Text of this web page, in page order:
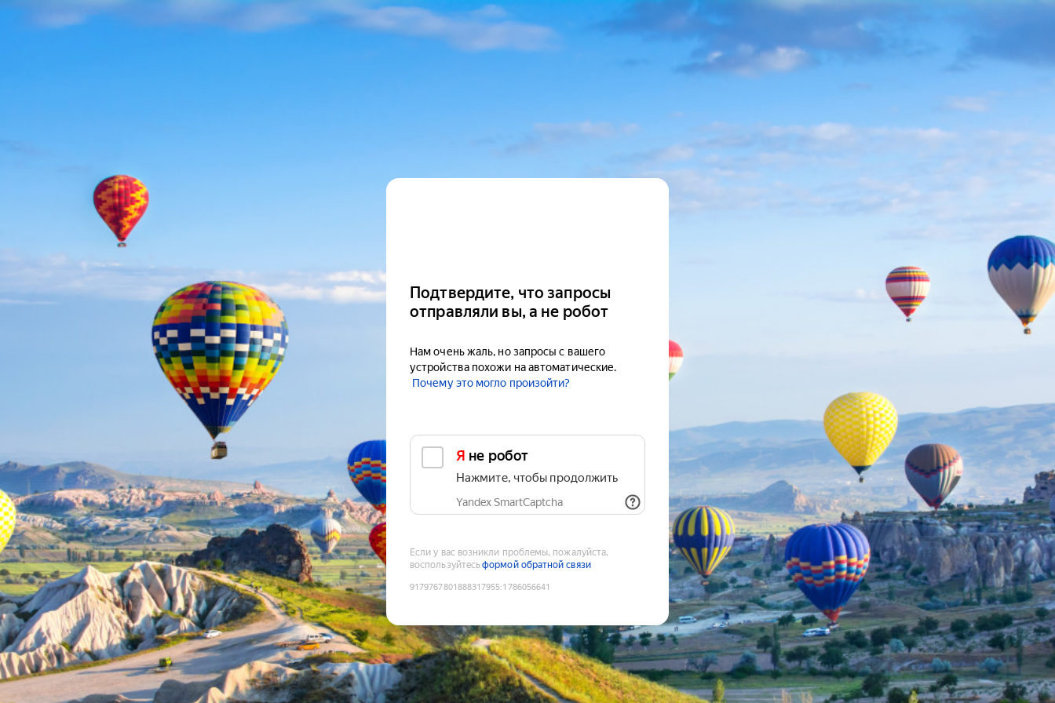
Подтвердите, что запросы
отправляли вы, а не робот
Нам очень жаль, но запросы с вашего
устройства похожи на автоматические.
Почему это могло произойти?
Я не робот
Нажмите, чтобы продолжить
Yandex SmartCaptcha
Если у вас возникли проблемы, пожалуйста,
воспользуйтесьформой обратной связи
9179767801888317955:1786056641